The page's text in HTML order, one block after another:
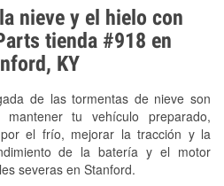
nieve y el hielo con
tienda #918 en
KY
de las tormentas de nieve son
mantener tu vehículo preparado,
el frío, mejorar la tracción y la
de la batería y el motor
severas en Stanford.
y
la luz "Check Engine"
baterías y aceite
bombillas de faros
limpiaparabrisas